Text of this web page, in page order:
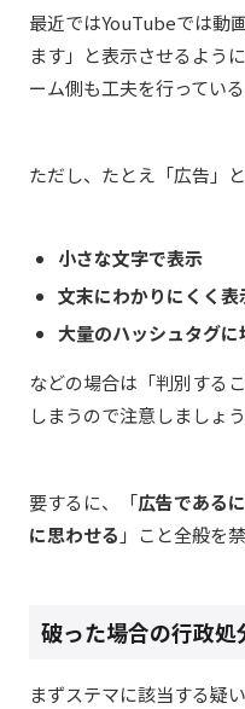
最近ではYouTubeでは動
ます」と表示させるよう
ーム側も工夫を行っている
ただし、たとえ「広告」
小さな文字で表示
文末にわかりにくく表
大量のハッシュタグに
などの場合は「判別する
しまうので注意しましょう
要するに、「広告である
に思わせる 」こと全般を
破った場合の行政処
まずステマに該当する疑